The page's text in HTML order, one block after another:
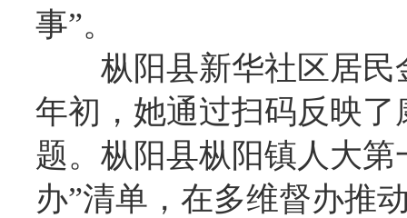
事”。
枞阳县新华社区居民
年初，她通过扫码反映
题。枞阳县枞阳镇人大
办”清单，在多维督办推